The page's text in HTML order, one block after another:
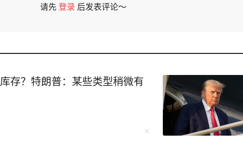
请先登录 后发表评论～
存？特朗普：某些类型稍微有